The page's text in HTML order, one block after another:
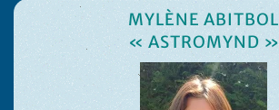
MYLÈNE ABITBOL
« ASTROMYND »